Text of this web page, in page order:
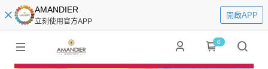
AMANDIER
立刻使用官方APP
開啟APP
0